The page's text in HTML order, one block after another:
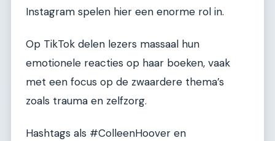
Instagram spelen hier een enorme rol in.
Op TikTok delen lezers massaal hun
emotionele reacties op haar boeken, vaak
met een focus op de zwaardere thema’s
zoals trauma en zelfzorg.
Hashtags als #ColleenHoover en